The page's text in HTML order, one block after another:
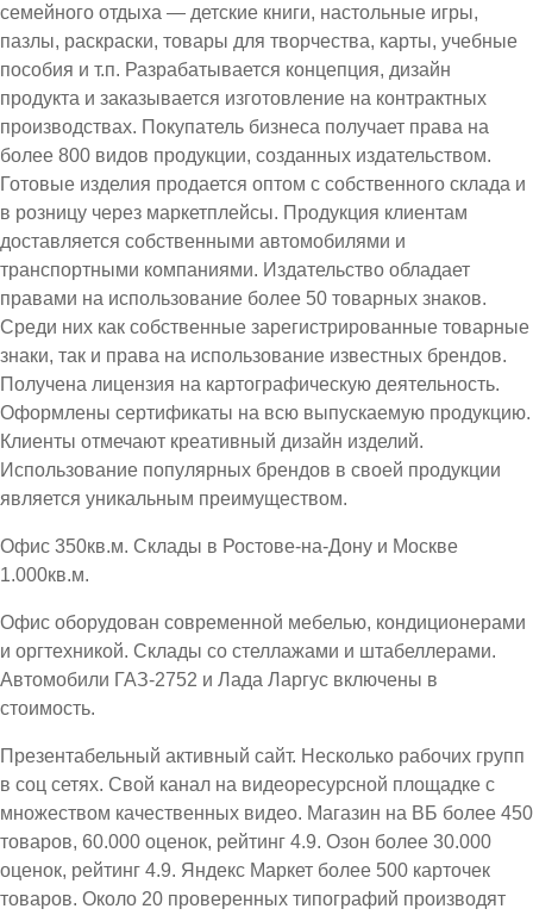
семейного отдыха — детские книги, настольные игры,
пазлы, раскраски, товары для творчества, карты, учебные
пособия и т.п. Разрабатывается концепция, дизайн
продукта и заказывается изготовление на контрактных
производствах. Покупатель бизнеса получает права на
более 800 видов продукции, созданных издательством.
Готовые изделия продается оптом с собственного склада и
в розницу через маркетплейсы. Продукция клиентам
доставляется собственными автомобилями и
транспортными компаниями. Издательство обладает
правами на использование более 50 товарных знаков.
Среди них как собственные зарегистрированные товарные
знаки, так и права на использование известных брендов.
Получена лицензия на картографическую деятельность.
Оформлены сертификаты на всю выпускаемую продукцию.
Клиенты отмечают креативный дизайн изделий.
Использование популярных брендов в своей продукции
является уникальным преимуществом.
Офис 350кв.м. Склады в Ростове-на-Дону и Москве
1.000кв.м.
Офис оборудован современной мебелью, кондиционерами
и оргтехникой. Склады со стеллажами и штабеллерами.
Автомобили ГАЗ-2752 и Лада Ларгус включены в
стоимость.
Презентабельный активный сайт. Несколько рабочих групп
в соц сетях. Свой канал на видеоресурсной площадке с
множеством качественных видео. Магазин на ВБ более 450
товаров, 60.000 оценок, рейтинг 4.9. Озон более 30.000
оценок, рейтинг 4.9. Яндекс Маркет более 500 карточек
товаров. Около 20 проверенных типографий производят